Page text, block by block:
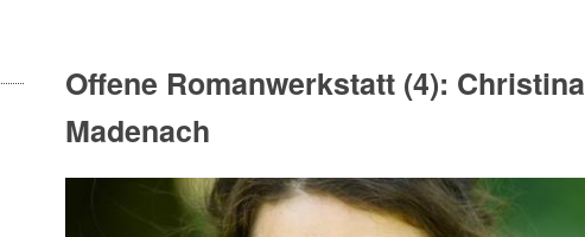
Offene Romanwerkstatt (4): Christina
Madenach